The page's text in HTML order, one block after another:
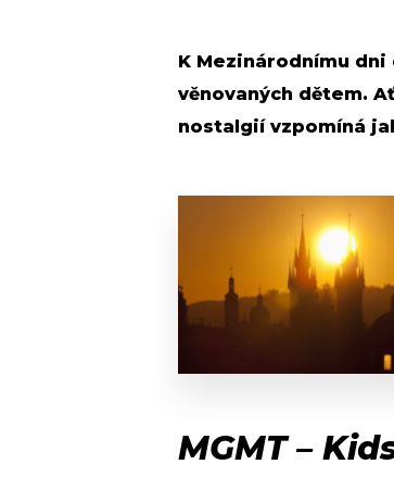
K Mezinárodnímu
věnovaných dětem.
nostalgií vzpomíná
MGMT –